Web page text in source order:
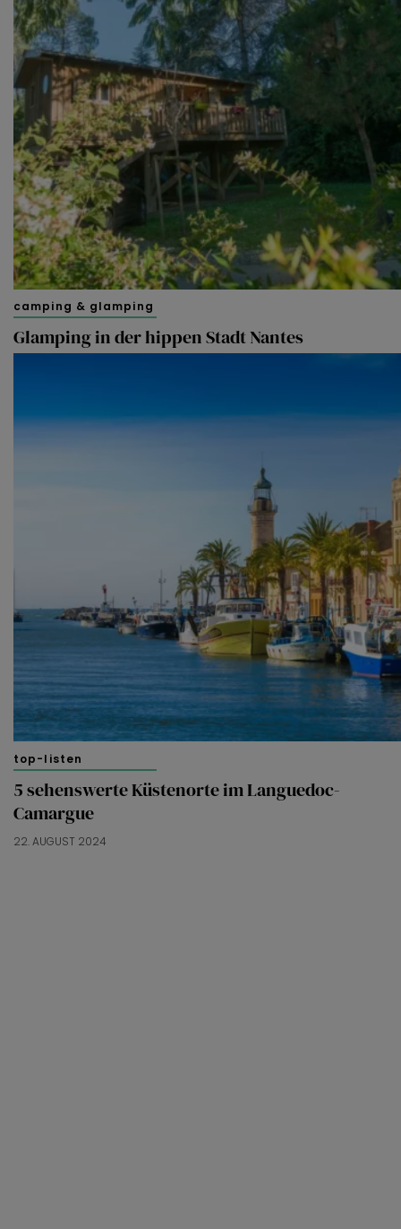
camping & glamping
Glamping in der hippen Stadt Nantes
top-listen
5 sehenswerte Küstenorte im Languedoc-
Camargue
22. AUGUST 2024